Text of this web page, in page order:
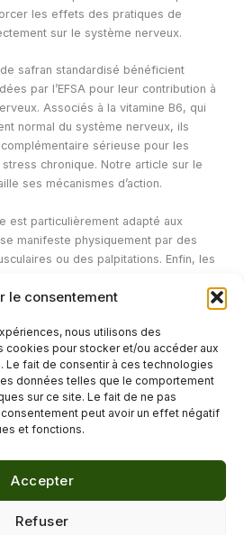
le consentement
nous utilisons des
pour stocker et/ou accéder aux
Le fait de consentir à ces technologies
données telles que le comportement
sur ce site. Le fait de ne pas
peut avoir un effet négatif
et fonctions.
Accepter
Refuser
les effets des pratiques de
sur le système nerveux.
safran standardisé bénéficient
par l’EFSA pour leur contribution à
Associés à la vitamine B6, qui
normal du système nerveux, ils
sérieuse pour les
chronique. Notre article sur le
ses mécanismes d’action.
est particulièrement adapté aux
manifeste physiquement par des
ou des palpitations. Enfin, les
personnes cherchant une action
mais les potentialisent pour des
Article suivant→